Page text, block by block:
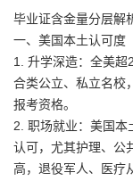
毕业证含金量分层解
一、美国本土认可度
1. 升学深造：全美超
合类公立、私立名校
报考资格。
2. 职场就业：美国本
认可，尤其护理、公
高，退役军人、医疗